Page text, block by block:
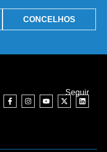
CONCELHOS
Seguir